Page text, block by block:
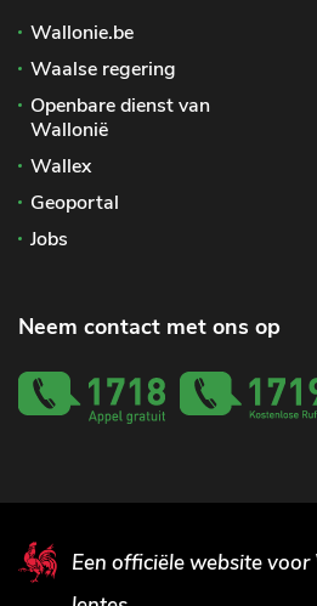
Wallonie.be
Waalse regering
Openbare dienst van
Wallonië
Wallex
Geoportal
Jobs
Neem contact met ons op
Een officiële website